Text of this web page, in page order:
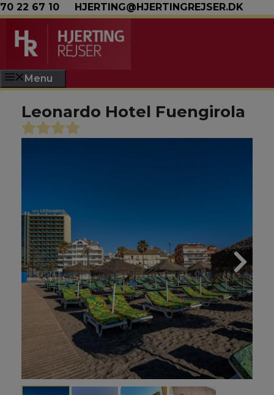
Hop til indhold
70 22 67 10 HJERTING@HJERTINGREJSER.DK
Menu
Leonardo Hotel Fuengirola